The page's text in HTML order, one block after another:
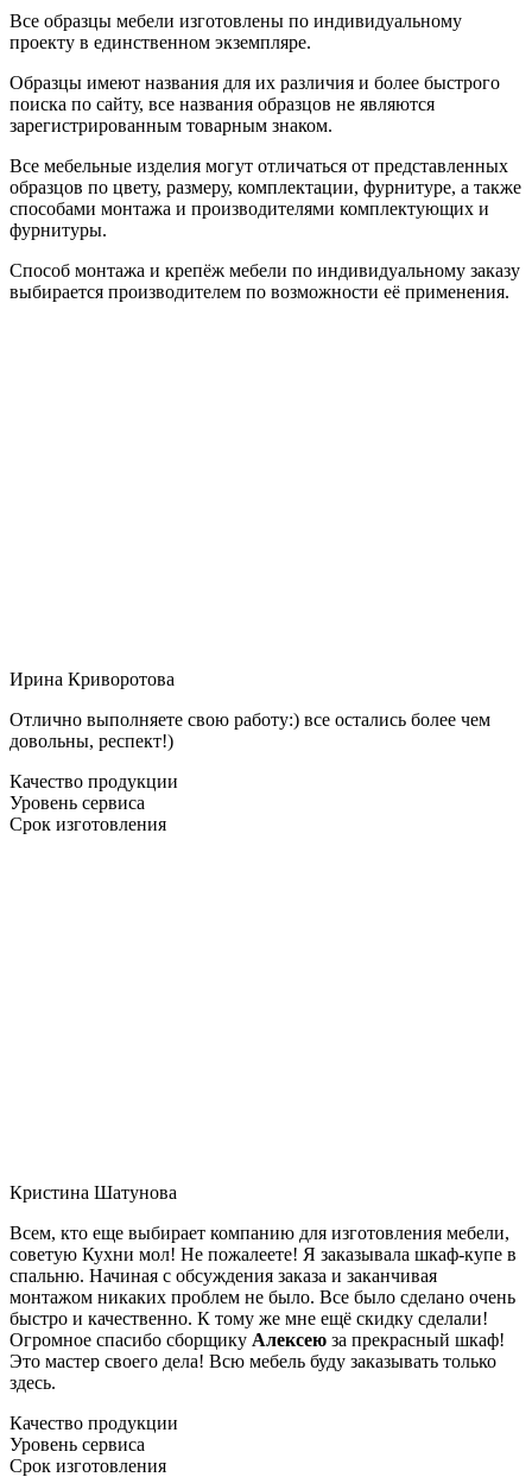
Все образцы мебели изготовлены по индивидуальному
проекту в единственном экземпляре.
Образцы имеют названия для их различия и более быстрого
поиска по сайту, все названия образцов не являются
зарегистрированным товарным знаком.
Все мебельные изделия могут отличаться от представленных
образцов по цвету, размеру, комплектации, фурнитуре, а также
способами монтажа и производителями комплектующих и
фурнитуры.
Способ монтажа и крепёж мебели по индивидуальному заказу
выбирается производителем по возможности её применения.
Ирина Криворотова
Отлично выполняете свою работу:) все остались более чем
довольны, респект!)
Качество продукции
Уровень сервиса
Срок изготовления
Кристина Шатунова
Всем, кто еще выбирает компанию для изготовления мебели,
советую Кухни мол! Не пожалеете! Я заказывала шкаф-купе в
спальню. Начиная с обсуждения заказа и заканчивая
монтажом никаких проблем не было. Все было сделано очень
быстро и качественно. К тому же мне ещё скидку сделали!
Огромное спасибо сборщику Алексею за прекрасный шкаф!
Это мастер своего дела! Всю мебель буду заказывать только
здесь.
Качество продукции
Уровень сервиса
Срок изготовления